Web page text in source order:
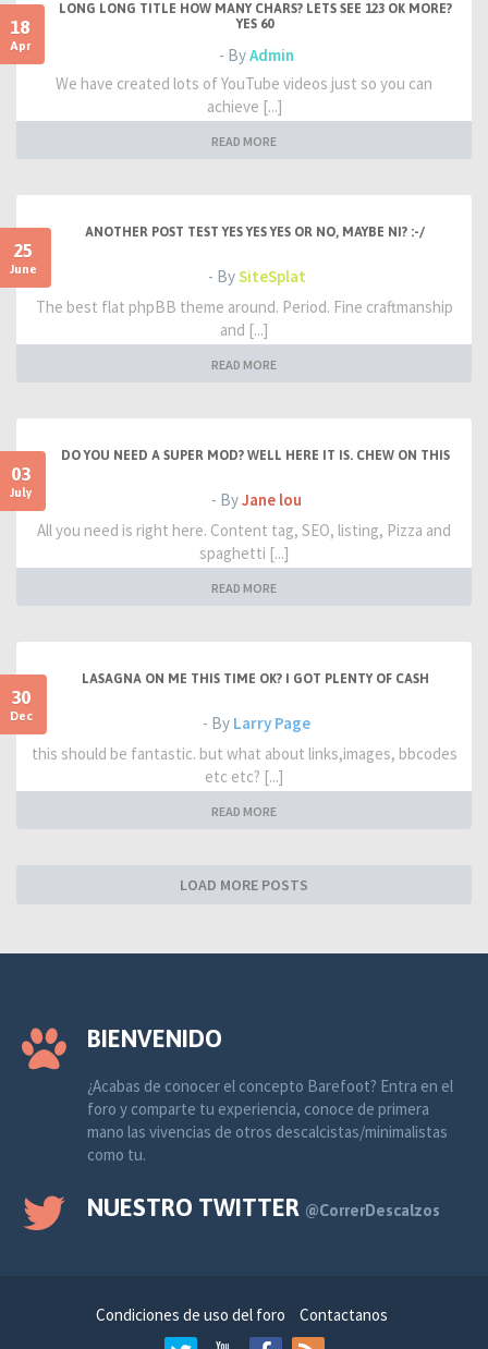
18
Apr
LONG LONG TITLE HOW MANY CHARS? LETS SEE 123 OK MORE?
YES 60
- ByAdmin
We have created lots of YouTube videos just so you can
achieve [...]
READ MORE
25
June
ANOTHER POST TEST YES YES YES OR NO, MAYBE NI? :-/
- BySiteSplat
The best flat phpBB theme around. Period. Fine craftmanship
and [...]
READ MORE
03
July
DO YOU NEED A SUPER MOD? WELL HERE IT IS. CHEW ON THIS
- ByJane lou
All you need is right here. Content tag, SEO, listing, Pizza and
spaghetti [...]
READ MORE
30
Dec
LASAGNA ON ME THIS TIME OK? I GOT PLENTY OF CASH
- By Larry Page
this should be fantastic. but what about links,images, bbcodes
etc etc? [...]
READ MORE
LOAD MORE POSTS
BIENVENIDO
¿Acabas de conocer el concepto Barefoot? Entra en el
foro y comparte tu experiencia, conoce de primera
mano las vivencias de otros descalcistas/minimalistas
como tu.
NUESTRO TWITTER @CorrerDescalzos
Condiciones de uso del foro Contactanos